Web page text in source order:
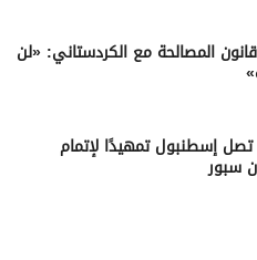
المصالحة مع الكردستاني: «لن
إسطنبول تمهيدًا لإتمام
سبور